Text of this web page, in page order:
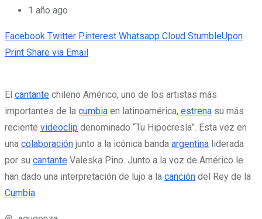
1 año ago
Facebook Twitter Pinterest Whatsapp Cloud StumbleUpon
Print Share via Email
El cantante chileno Américo, uno de los artistas más
importantes de la cumbia en latinoamérica, estrena su más
reciente videoclip denominado “Tu Hipocresía”. Esta vez en
una colaboración junto a la icónica banda argentina liderada
por su cantante Valeska Pino. Junto a la voz de Américo le
han dado una interpretación de lujo a la canción del Rey de la
Cumbia